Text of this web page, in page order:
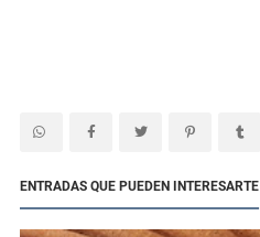
ENTRADAS QUE PUEDEN INTERESARTE